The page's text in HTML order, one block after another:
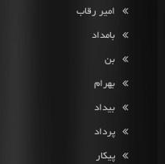
امیر رقاب
بامداد
بن
بهرام
بیداد
پرداد
پیکار